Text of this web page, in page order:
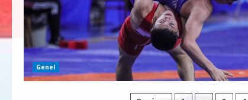
Genel